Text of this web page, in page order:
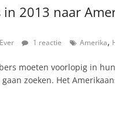
in 2013 naar
1 reactie Amerika,
moeten voorlopig in
zoeken. Het